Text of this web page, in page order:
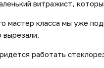
витражист,
мастер класса мы уже
работать